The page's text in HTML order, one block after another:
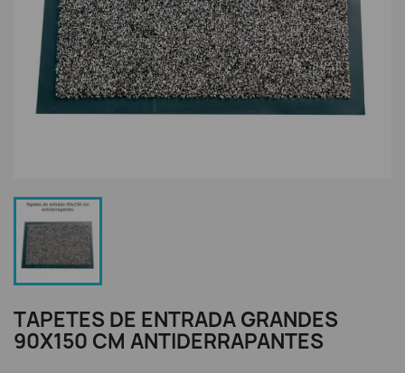
TAPETES DE ENTRADA GRANDES
90X150 CM ANTIDERRAPANTES